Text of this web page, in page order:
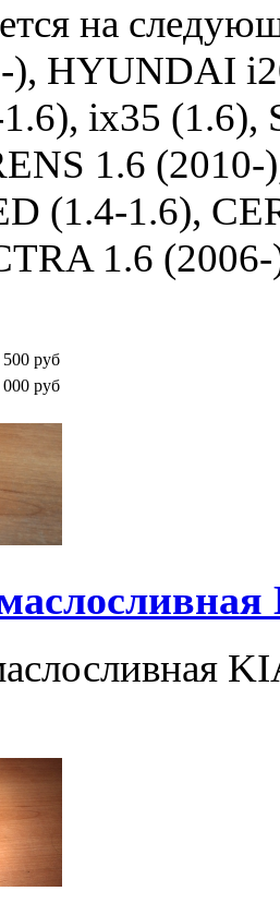
на
), HYUNDAI
ix35
1.6 (2010-
(1.4-1.6),
1.6
500 руб
000 руб